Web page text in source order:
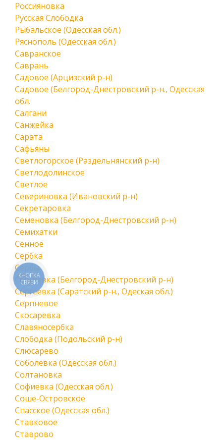
Россияновка
Русская Слободка
Рыбальское (Одесская обл.)
Ряснополь (Одесская обл.)
Савранское
Саврань
Садовое (Арцизский р-н)
Садовое (Белгород-Днестровский р-н., Одесская
обл.
Салгани
Санжейка
Сарата
Сафьяны
Светлогорское (Раздельнянский р-н)
Светлодолинское
Светлое
Севериновка (Ивановский р-н)
Секретаровка
Семеновка (Белгород-Днестровский р-н)
Семихатки
Сенное
Сербка
Сербы
Сергеевка (Белгород-Днестровский р-н)
Сергеевка (Саратский р-н., Одеская обл.)
Серпневое
Скосаревка
Славяносербка
Слободка (Подольский р-н)
Слюсарево
Соболевка (Одесская обл.)
Солтановка
Софиевка (Одесская обл.)
Соше-Островское
Спасское (Одесская обл.)
Ставковое
Ставрово
КНОПКА
СВЯЗИ